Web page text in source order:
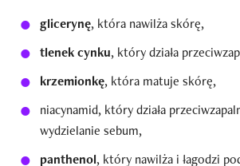
glicerynę, która nawilża skórę,
tlenek cynku, który działa
krzemionkę, która matuje skórę,
niacynamid, który działa
wydzielanie sebum,
panthenol, który nawilża i łagodzi